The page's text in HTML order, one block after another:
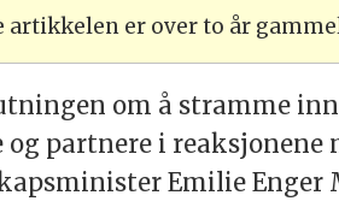
artikkelen er over to år
om å stramme
partnere i reaksjonene
Emilie Enger